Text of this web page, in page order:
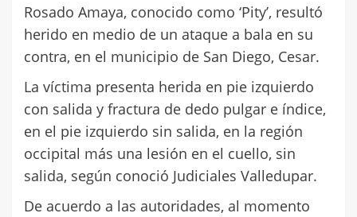
Rosado Amaya, conocido como ‘Pity’, resultó
herido en medio de un ataque a bala en su
contra, en el municipio de San Diego, Cesar.
La víctima presenta herida en pie izquierdo
con salida y fractura de dedo pulgar e índice,
en el pie izquierdo sin salida, en la región
occipital más una lesión en el cuello, sin
salida, según conoció Judiciales Valledupar.
De acuerdo a las autoridades, al momento